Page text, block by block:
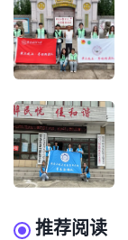
推荐阅读